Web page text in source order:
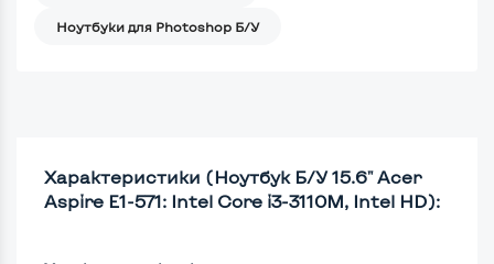
Ноутбуки для Photoshop Б/У
Характеристики (Ноутбук Б/У 15.6" Acer
Aspire E1-571: Intel Core i3-3110M, Intel HD):